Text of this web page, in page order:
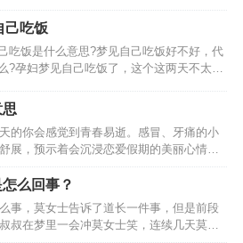
将要失去对自己来说非常重要的东西，梦
代表着重要的事物，梦见自己的孩子丢
说梦者可能忽略…
己吃饭
吃饭是什么意思?梦见自己吃饭好不好，代
?孕妇梦见自己吃饭了，这个这两天不太属
人一块儿吃饭，暗示家里人或邻居、同
中可能将有人办婚事。梦见自己坐在墙上
饭，预示…
的你会感觉到青春易逝。感冒、牙痛的小
展，预示着会沉浸恋爱假期的美丽心情
， 4.劳动者梦到有人吐血，权势有可能渗
周公解梦， 1.梦见女…
么回事？
事，莫女士告诉了道长一件事，但是前段
叔在梦里一会冲莫女士笑，连续几天莫女